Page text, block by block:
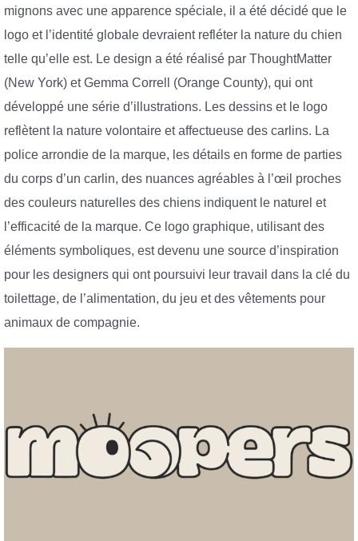
mignons avec une apparence spéciale, il a été décidé que le
logo et l’identité globale devraient refléter la nature du chien
telle qu’elle est. Le design a été réalisé par ThoughtMatter
(New York) et Gemma Correll (Orange County), qui ont
développé une série d’illustrations. Les dessins et le logo
reflètent la nature volontaire et affectueuse des carlins. La
police arrondie de la marque, les détails en forme de parties
du corps d’un carlin, des nuances agréables à l’œil proches
des couleurs naturelles des chiens indiquent le naturel et
l’efficacité de la marque. Ce logo graphique, utilisant des
éléments symboliques, est devenu une source d’inspiration
pour les designers qui ont poursuivi leur travail dans la clé du
toilettage, de l’alimentation, du jeu et des vêtements pour
animaux de compagnie.